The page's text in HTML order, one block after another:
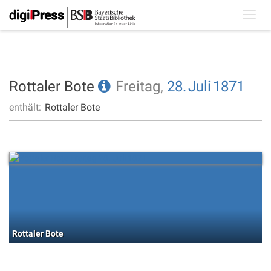
Rottaler Bote Freitag, 28.Juli 1871
enthält: Rottaler Bote
Rottaler Bote